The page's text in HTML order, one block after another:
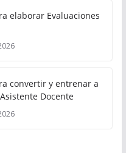
elaborar Evaluaciones
convertir y entrenar a
Docente